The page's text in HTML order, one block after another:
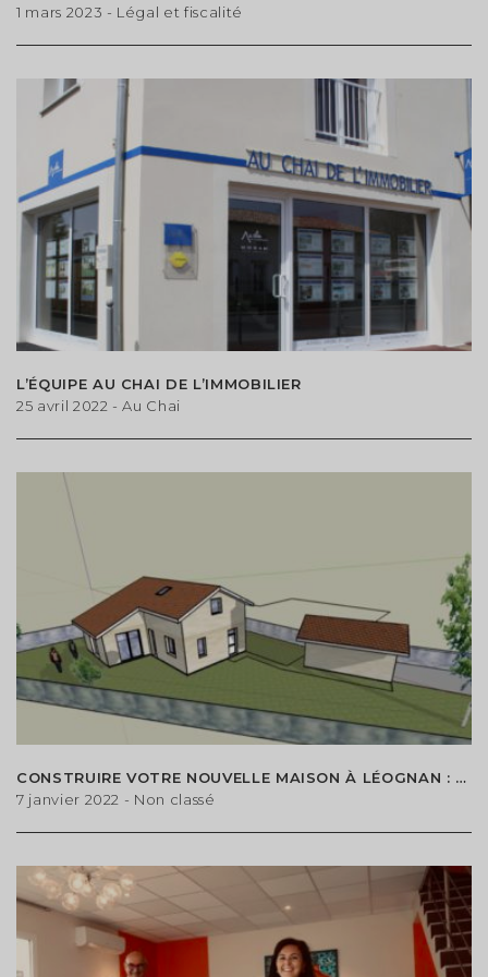
1 mars 2023 - Légal et fiscalité
L’ÉQUIPE AU CHAI DE L’IMMOBILIER
25 avril 2022 - Au Chai
CONSTRUIRE VOTRE NOUVELLE MAISON À LÉOGNAN : TERRAIN À BÂTIR À VENDRE !
7 janvier 2022 - Non classé